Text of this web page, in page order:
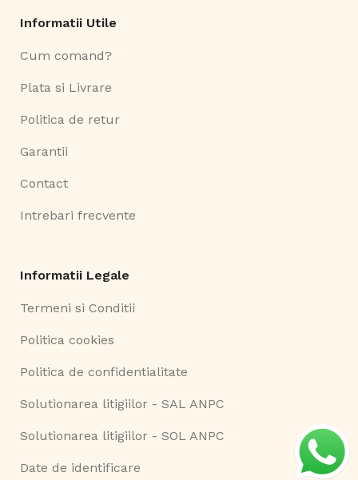
Informatii Utile
Cum comand?
Plata si Livrare
Politica de retur
Garantii
Contact
Intrebari frecvente
Informatii Legale
Termeni si Conditii
Politica cookies
Politica de confidentialitate
Solutionarea litigiilor - SAL ANPC
Solutionarea litigiilor - SOL ANPC
Date de identificare